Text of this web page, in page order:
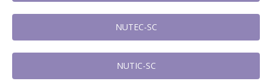
NUTEC-SC
NUTIC-SC